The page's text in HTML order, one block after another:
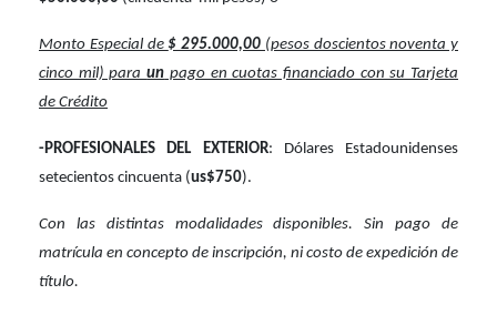
Monto Especial de$ 295.000,00 (pesos doscientos noventa y
cinco mil) paraun pago en cuotas financiado con su Tarjeta
de Crédito
-PROFESIONALES DEL EXTERIOR: Dólares Estadounidenses
setecientos cincuenta (us$750).
Con las distintas modalidades disponibles. Sin pago de
matrícula en concepto de inscripción, ni costo de expedición de
título.